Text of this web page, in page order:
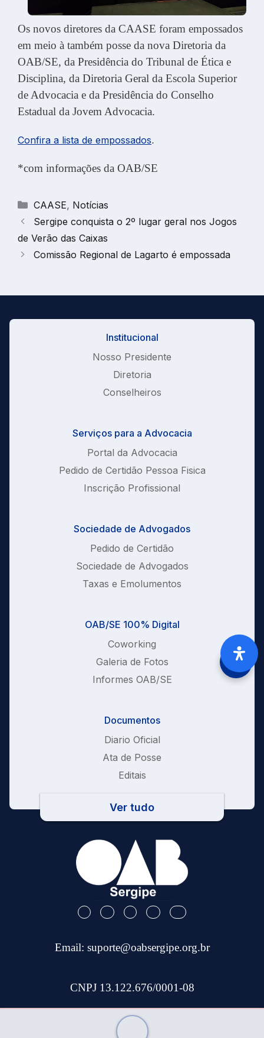
Os novos diretores da CAASE foram empossados
em meio à também posse da nova Diretoria da
OAB/SE, da Presidência do Tribunal de Ética e
Disciplina, da Diretoria Geral da Escola Superior
de Advocacia e da Presidência do Conselho
Estadual da Jovem Advocacia.
Confira a lista de empossados.
*com informações da OAB/SE
Categorias
CAASE, Notícias
Sergipe conquista o 2º lugar geral nos Jogos
de Verão das Caixas
Comissão Regional de Lagarto é empossada
Institucional
Nosso Presidente
Diretoria
Conselheiros
Serviços para a Advocacia
Portal da Advocacia
Pedido de Certidão Pessoa Fisica
Inscrição Profissional
Sociedade de Advogados
Pedido de Certidão
Sociedade de Advogados
Taxas e Emolumentos
OAB/SE 100% Digital
Coworking
Galeria de Fotos
Informes OAB/SE
Documentos
Diario Oficial
Ata de Posse
Editais
Ver tudo
Email: suporte@oabsergipe.org.br
CNPJ 13.122.676/0001-08
Telefone: (79) 3301-9100